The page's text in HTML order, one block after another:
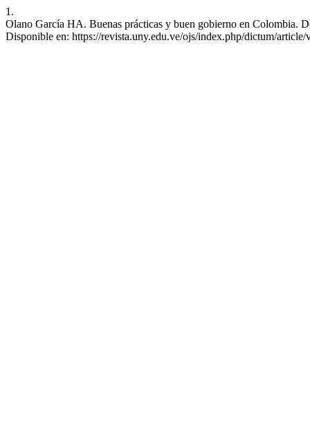
1.
Olano García HA. Buenas prácticas y buen gobierno en Colombia.
Disponible en: https://revista.uny.edu.ve/ojs/index.php/dictum/